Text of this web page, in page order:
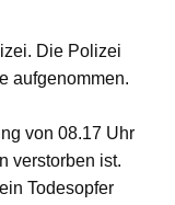
Die Polizei
aufgenommen.
von 08.17 Uhr
verstorben ist.
Todesopfer